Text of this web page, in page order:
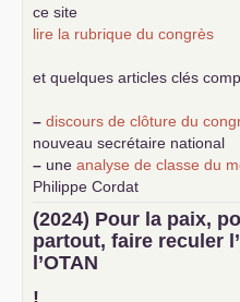
ce site
lire la rubrique du congrès
et quelques articles clés
– discours de clôture du
nouveau secrétaire national
– une analyse de classe du
Philippe Cordat
–
un texte de Jean-Claude
science sociale de notre
–un appel proposé aux
d’Europe
–
(2024) Pour la paix,
partout, faire reculer
l’OTAN
!